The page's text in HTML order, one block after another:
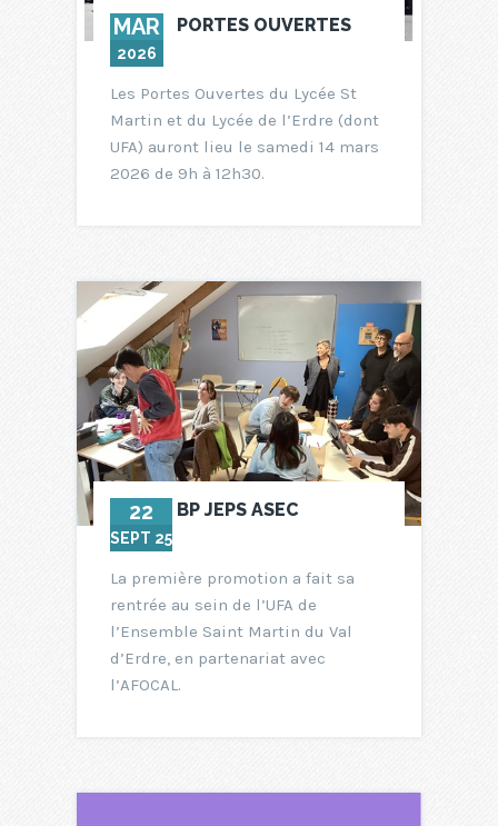
MAR
2026
PORTES OUVERTES
Les Portes Ouvertes du Lycée St
Martin et du Lycée de l’Erdre (dont
UFA) auront lieu le samedi 14 mars
2026 de 9h à 12h30.
22
SEPT 25
BP JEPS ASEC
La première promotion a fait sa
rentrée au sein de l’UFA de
l’Ensemble Saint Martin du Val
d’Erdre, en partenariat avec
l’AFOCAL.